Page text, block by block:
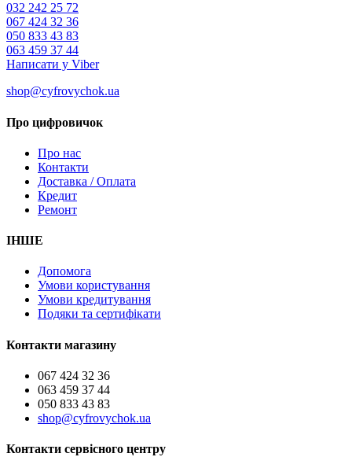
032 242 25 72
067 424 32 36
050 833 43 83
063 459 37 44
Написати у Viber
shop@cyfrovychok.ua
Про цифровичок
Про нас
Контакти
Доставка / Оплата
Кредит
Ремонт
ІНШЕ
Допомога
Умови користування
Умови кредитування
Подяки та сертифікати
Контакти магазину
067 424 32 36
063 459 37 44
050 833 43 83
shop@cyfrovychok.ua
Контакти сервісного центру